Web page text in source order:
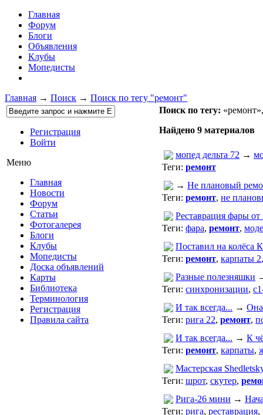
Главная
Форум
Блоги
Объявления
Клубы
Мопедисты
Главная → Поиск → Поиск по тегу "ремонт"
Регистрация
Войти
Меню
Главная
Новости
Форум
Статьи
Фотогалерея
Блоги
Клубы
Мопедисты
Доска объявлений
Карты
Библиотека
Терминология
Регистрация
Правила сайта
Поиск по тегу:
Найдено 9 материалов
мопед дельта 72 →
Теги: ремонт
→ Не плановый
Теги: ремонт, не
Реставрация фары
Теги: фара, ремонт,
Поставил на колёса
Теги: ремонт, карпаты 2
Разные полезняшки
Теги: синхронизации,
И так всегда... → Она
Теги: рига 22, ремонт,
И так всегда... → К
Теги: ремонт, карпаты,
Мастерская
Теги: шрот, скутер,
Рига-26 мини →
Теги: рига, реставрация,